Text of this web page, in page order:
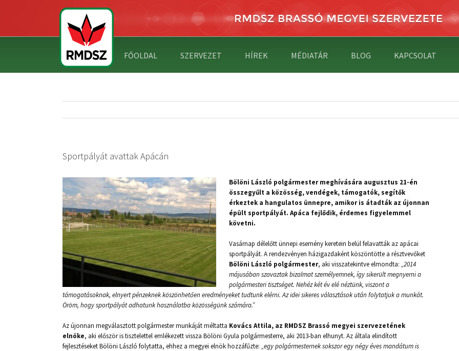
FŐOLDAL SZERVEZET HÍREK MÉDIATÁR BLOG KAPCSOLAT
Sportpályát avattak Apácán
Bölöni László polgármester meghívására augusztus 21-én
összegyűlt a közösség, vendégek, támogatók, segítők
érkeztek a hangulatos ünnepre, amikor is átadták az újonnan
épült sportpályát. Apáca fejlődik, érdemes figyelemmel
követni.
Vasárnap délelőtt ünnepi esemény keretein belül felavatták az apácai
sportpályát. A rendezvényen házigazdaként köszöntötte a résztvevőket
Bölöni László polgármester, aki visszatekintve elmondta: „2014
májusában szavaztak bizalmat személyemnek, így sikerült megnyerni a
polgármesteri tisztséget. Nehéz két év elé néztünk, viszont a
támogatásoknak, elnyert pénzeknek köszönhetően eredményeket tudtunk elérni. Az idei sikeres választások után folytatjuk a munkát.
Öröm, hogy sportpályát adhatunk használatba közösségünk számára.”
Az újonnan megválasztott polgármester munkáját méltatta Kovács Attila, az RMDSZ Brassó megyei szervezetének
elnöke, aki először is tisztelettel emlékezett vissza Bölöni Gyula polgármesterre, aki 2013-ban elhunyt. Az általa elindított
fejlesztéseket Bölöni László folytatta, ehhez a megyei elnök hozzáfűzte: „egy polgármesternek sokszor egy négy éves mandátum is